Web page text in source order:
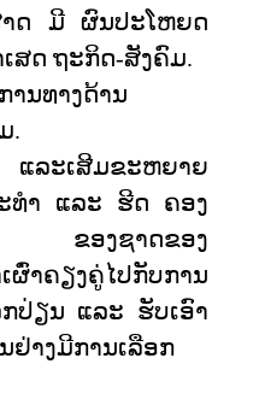
າດ ມີ ຜົນປະໂຫຍດ
ສດ ຖະກິດ-ສັງຄົມ.
ານທາງດ້ານ
.
ະເສີມຂະຫຍາຍ
ທຳ ແລະ ຮີດ ຄອງ
ມ ຂອງຊາດຂອງ
າຄຽງຄູ່ໄປກັບການ
ປ່ຽນ ແລະ ຮັບເອົາ
ຢ່າງມີການເລືອກ